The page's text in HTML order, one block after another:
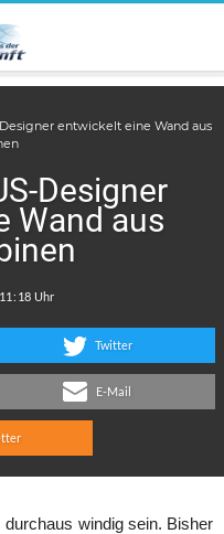
entwickelt eine Wand aus
Designer
Wand aus
:
Twitter
E-Mail
windig sein. Bisher